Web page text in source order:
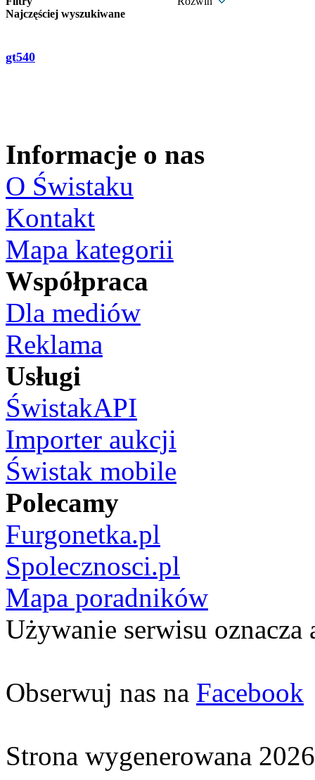
Najczęściej wyszukiwane
gt540
Informacje o nas
O Świstaku
Kontakt
Mapa kategorii
Współpraca
Dla mediów
Reklama
Usługi
ŚwistakAPI
Importer aukcji
Świstak mobile
Polecamy
Furgonetka.pl
Spolecznosci.pl
Mapa poradników
Używanie serwisu oznacza
Obserwuj nas na Facebook
Strona wygenerowana